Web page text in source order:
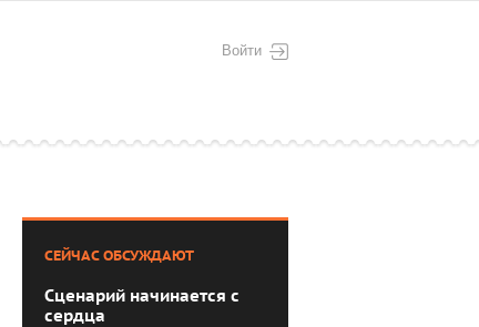
Войти
СЕЙЧАС ОБСУЖДАЮТ
Сценарий начинается с
сердца